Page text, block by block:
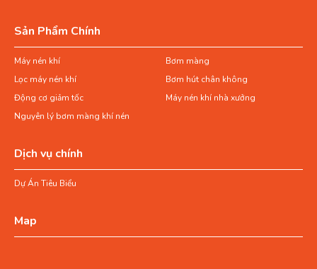
Sản Phẩm Chính
Máy nén khí
Bơm màng
Lọc máy nén khí
Bơm hút chân không
Động cơ giảm tốc
Máy nén khí nhà xưởng
Nguyên lý bơm màng khí nén
Dịch vụ chính
Dự Án Tiêu Biểu
Map